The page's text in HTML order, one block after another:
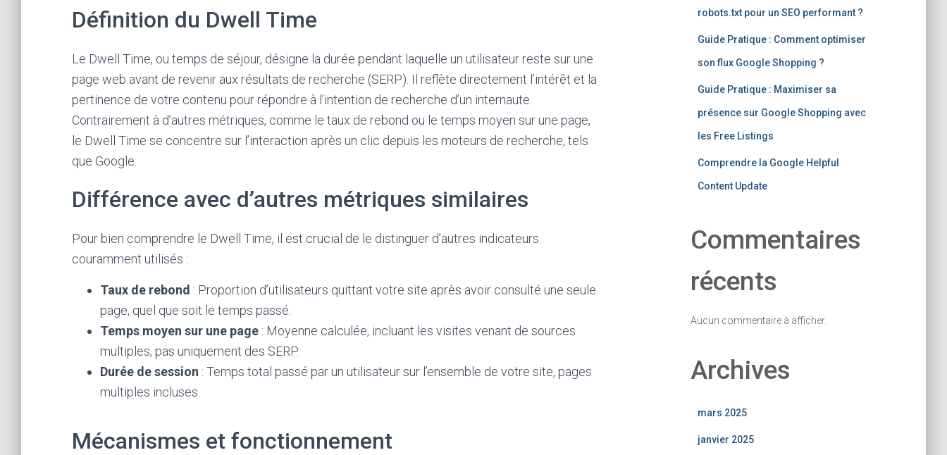
Définition du Dwell Time
Le Dwell Time, ou temps de séjour, désigne la durée pendant laquelle un utilisateur reste sur une
page web avant de revenir aux résultats de recherche (SERP). Il reflète directement l’intérêt et la
pertinence de votre contenu pour répondre à l’intention de recherche d’un internaute.
Contrairement à d’autres métriques, comme le taux de rebond ou le temps moyen sur une page,
le Dwell Time se concentre sur l’interaction après un clic depuis les moteurs de recherche, tels
que Google.
Différence avec d’autres métriques similaires
Pour bien comprendre le Dwell Time, il est crucial de le distinguer d’autres indicateurs
couramment utilisés :
Taux de rebond : Proportion d’utilisateurs quittant votre site après avoir consulté une seule
page, quel que soit le temps passé.
Temps moyen sur une page : Moyenne calculée, incluant les visites venant de sources
multiples, pas uniquement des SERP.
Durée de session : Temps total passé par un utilisateur sur l’ensemble de votre site, pages
multiples incluses.
Mécanismes et fonctionnement
robots.txt pour un SEO performant ?
Guide Pratique : Comment optimiser
son flux Google Shopping ?
Guide Pratique : Maximiser sa
présence sur Google Shopping avec
les Free Listings
Comprendre la Google Helpful
Content Update
Commentaires
récents
Aucun commentaire à afficher.
Archives
mars 2025
janvier 2025